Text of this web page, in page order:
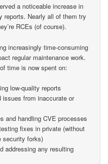
a noticeable increase in
reports. Nearly all of them try
RCEs (of course).
increasingly time-consuming
regular maintenance work.
time is now spent on:
low-quality reports
issues from inaccurate or
and handling CVE processes
fixes in private (without
security forks)
addressing any resulting